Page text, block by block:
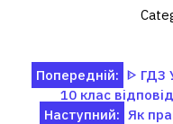
Навігація
записів
Попередній: ᐈ ГДЗ
10 клас
Наступний: Як